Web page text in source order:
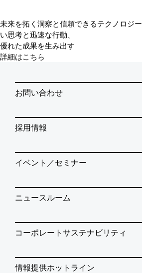
未来を拓く洞察と信頼できるテクノロジー
い思考と迅速な行動、
優れた成果を生み出す
詳細はこちら
お問い合わせ
採用情報
イベント／セミナー
ニュースルーム
コーポレートサステナビリティ
情報提供ホットライン